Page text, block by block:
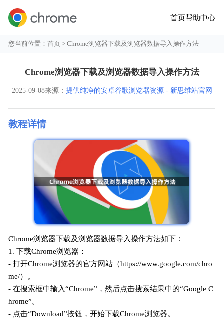
首页帮助中心
您当前位置：首页 > Chrome浏览器下载及浏览器数据导入操作方法
Chrome浏览器下载及浏览器数据导入操作方法
2025-09-08来源： 提供纯净的安卓谷歌浏览器资源 - 新思维站官网
教程详情
Chrome浏览器下载及浏览器数据导入操作方法如下：
1. 下载Chrome浏览器：
- 打开Chrome浏览器的官方网站（https://www.google.com/chro
me/）。
- 在搜索框中输入“Chrome”，然后点击搜索结果中的“Google C
hrome”。
- 点击“Download”按钮，开始下载Chrome浏览器。